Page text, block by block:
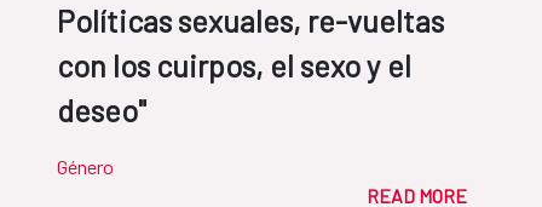
Políticas sexuales, re-vueltas
con los cuirpos, el sexo y el
deseo"
Género
READ MORE